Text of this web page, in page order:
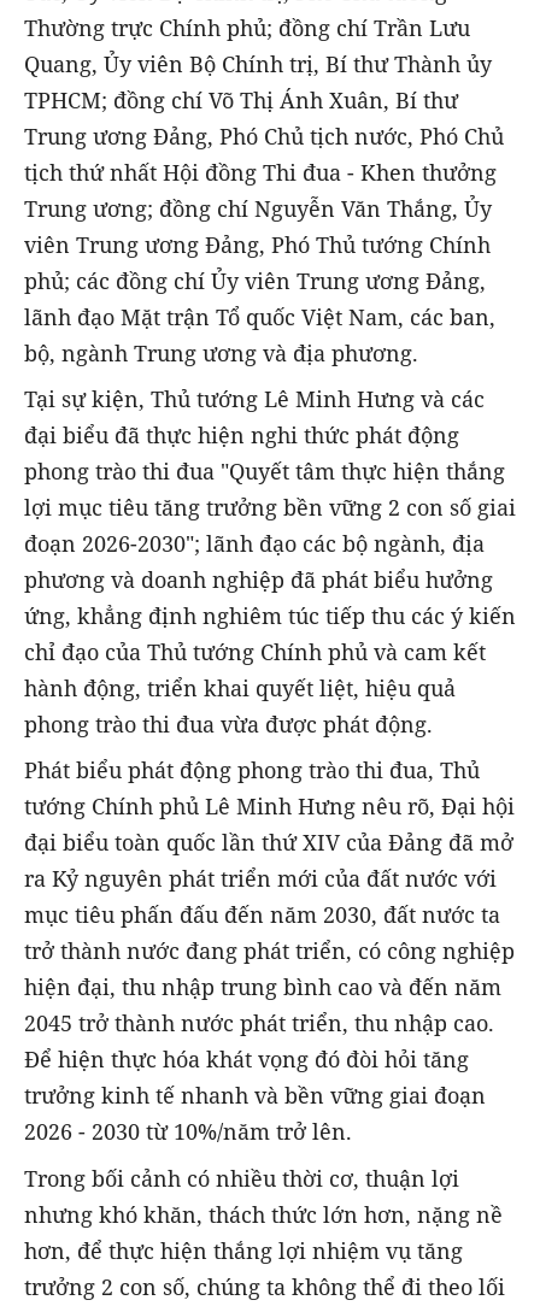
Thường trực Chính phủ; đồng chí Trần Lưu
Quang, Ủy viên Bộ Chính trị, Bí thư Thành ủy
TPHCM; đồng chí Võ Thị Ánh Xuân, Bí thư
Trung ương Đảng, Phó Chủ tịch nước, Phó Chủ
tịch thứ nhất Hội đồng Thi đua - Khen thưởng
Trung ương; đồng chí Nguyễn Văn Thắng, Ủy
viên Trung ương Đảng, Phó Thủ tướng Chính
phủ; các đồng chí Ủy viên Trung ương Đảng,
lãnh đạo Mặt trận Tổ quốc Việt Nam, các ban,
bộ, ngành Trung ương và địa phương.
Tại sự kiện, Thủ tướng Lê Minh Hưng và các
đại biểu đã thực hiện nghi thức phát động
phong trào thi đua "Quyết tâm thực hiện thắng
lợi mục tiêu tăng trưởng bền vững 2 con số giai
đoạn 2026-2030"; lãnh đạo các bộ ngành, địa
phương và doanh nghiệp đã phát biểu hưởng
ứng, khẳng định nghiêm túc tiếp thu các ý kiến
chỉ đạo của Thủ tướng Chính phủ và cam kết
hành động, triển khai quyết liệt, hiệu quả
phong trào thi đua vừa được phát động.
Phát biểu phát động phong trào thi đua, Thủ
tướng Chính phủ Lê Minh Hưng nêu rõ, Đại hội
đại biểu toàn quốc lần thứ XIV của Đảng đã mở
ra Kỷ nguyên phát triển mới của đất nước với
mục tiêu phấn đấu đến năm 2030, đất nước ta
trở thành nước đang phát triển, có công nghiệp
hiện đại, thu nhập trung bình cao và đến năm
2045 trở thành nước phát triển, thu nhập cao.
Để hiện thực hóa khát vọng đó đòi hỏi tăng
trưởng kinh tế nhanh và bền vững giai đoạn
2026 - 2030 từ 10%/năm trở lên.
Trong bối cảnh có nhiều thời cơ, thuận lợi
nhưng khó khăn, thách thức lớn hơn, nặng nề
hơn, để thực hiện thắng lợi nhiệm vụ tăng
trưởng 2 con số, chúng ta không thể đi theo lối